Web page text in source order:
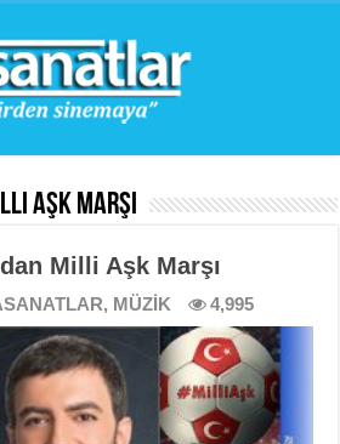
Aşk Marşı
Milli Aşk Marşı
, MÜZİK 4,995